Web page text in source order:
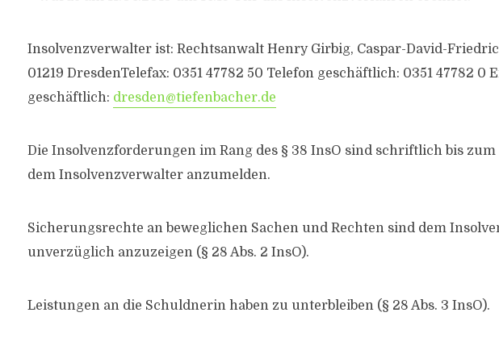
Insolvenzverwalter ist: Rechtsanwalt Henry Girbig, Caspar-David-
01219 DresdenTelefax: 0351 47782 50 Telefon geschäftlich: 0351 47782 0
geschäftlich: dresden@tiefenbacher.de
Die Insolvenzforderungen im Rang des § 38 InsO sind schriftlich bis zum
dem Insolvenzverwalter anzumelden.
Sicherungsrechte an beweglichen Sachen und Rechten sind dem
unverzüglich anzuzeigen (§ 28 Abs. 2 InsO).
Leistungen an die Schuldnerin haben zu unterbleiben (§ 28 Abs. 3 InsO).